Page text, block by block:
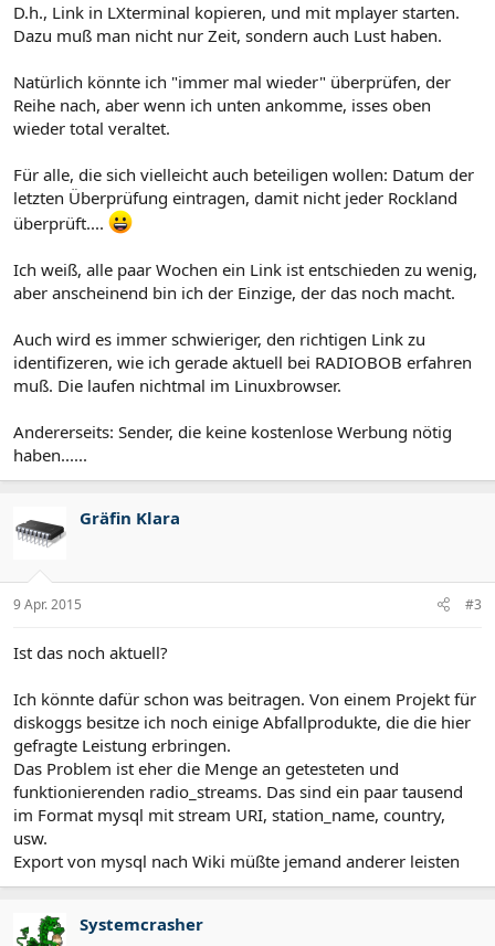
D.h., Link in LXterminal kopieren, und mit mplayer starten.
Dazu muß man nicht nur Zeit, sondern auch Lust haben.
Natürlich könnte ich "immer mal wieder" überprüfen, der
Reihe nach, aber wenn ich unten ankomme, isses oben
wieder total veraltet.
Für alle, die sich vielleicht auch beteiligen wollen: Datum der
letzten Überprüfung eintragen, damit nicht jeder Rockland
überprüft....
Ich weiß, alle paar Wochen ein Link ist entschieden zu wenig,
aber anscheinend bin ich der Einzige, der das noch macht.
Auch wird es immer schwieriger, den richtigen Link zu
identifizeren, wie ich gerade aktuell bei RADIOBOB erfahren
muß. Die laufen nichtmal im Linuxbrowser.
Andererseits: Sender, die keine kostenlose Werbung nötig
haben......
Gräfin Klara
9 Apr. 2015 #3
Ist das noch aktuell?
Ich könnte dafür schon was beitragen. Von einem Projekt für
diskoggs besitze ich noch einige Abfallprodukte, die die hier
gefragte Leistung erbringen.
Das Problem ist eher die Menge an getesteten und
funktionierenden radio_streams. Das sind ein paar tausend
im Format mysql mit stream URI, station_name, country,
usw.
Export von mysql nach Wiki müßte jemand anderer leisten
Systemcrasher